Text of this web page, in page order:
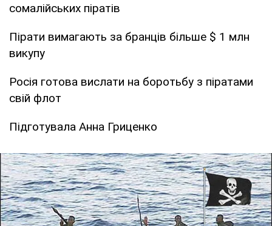
сомалійських піратів
Пірати вимагають за бранців більше $ 1 млн
викупу
Росія готова вислати на боротьбу з піратами
свій флот
Підготувала Анна Гриценко